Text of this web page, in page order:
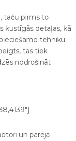
taču pirms to
kustīgās detaļas, kā
tehniku
tas tiek
nodrošināt
un pārējā